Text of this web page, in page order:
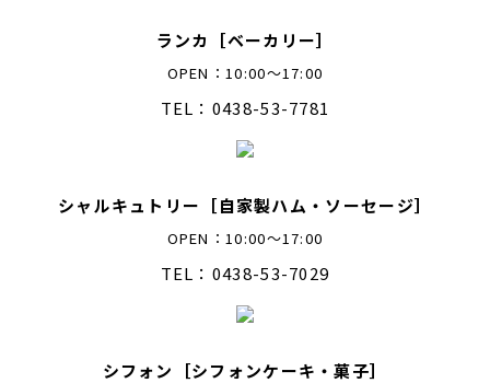
ランカ［ベーカリー］
OPEN：10:00～17:00
TEL：0438-53-7781
シャルキュトリー［自家製ハム・ソーセージ］
OPEN：10:00～17:00
TEL：0438-53-7029
シフォン［シフォンケーキ・菓子］